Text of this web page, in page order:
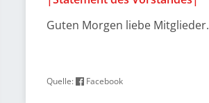
Guten Morgen liebe Mitglieder.
Quelle: Facebook